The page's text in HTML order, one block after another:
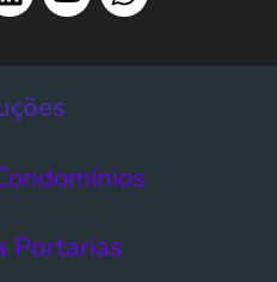
Portarias